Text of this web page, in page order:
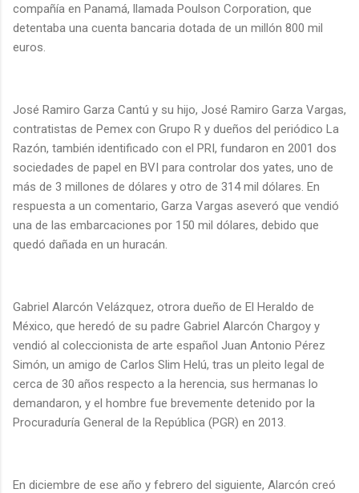
compañía en Panamá, llamada Poulson Corporation, que
detentaba una cuenta bancaria dotada de un millón 800 mil
euros.
José Ramiro Garza Cantú y su hijo, José Ramiro Garza Vargas,
contratistas de Pemex con Grupo R y dueños del periódico La
Razón, también identificado con el PRI, fundaron en 2001 dos
sociedades de papel en BVI para controlar dos yates, uno de
más de 3 millones de dólares y otro de 314 mil dólares. En
respuesta a un comentario, Garza Vargas aseveró que vendió
una de las embarcaciones por 150 mil dólares, debido que
quedó dañada en un huracán.
Gabriel Alarcón Velázquez, otrora dueño de El Heraldo de
México, que heredó de su padre Gabriel Alarcón Chargoy y
vendió al coleccionista de arte español Juan Antonio Pérez
Simón, un amigo de Carlos Slim Helú, tras un pleito legal de
cerca de 30 años respecto a la herencia, sus hermanas lo
demandaron, y el hombre fue brevemente detenido por la
Procuraduría General de la República (PGR) en 2013.
En diciembre de ese año y febrero del siguiente, Alarcón creó